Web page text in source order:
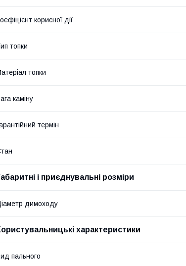
корисної дії
топки
топки
каміну
термін
і приєднувальні розміри
димоходу
характеристики
пального